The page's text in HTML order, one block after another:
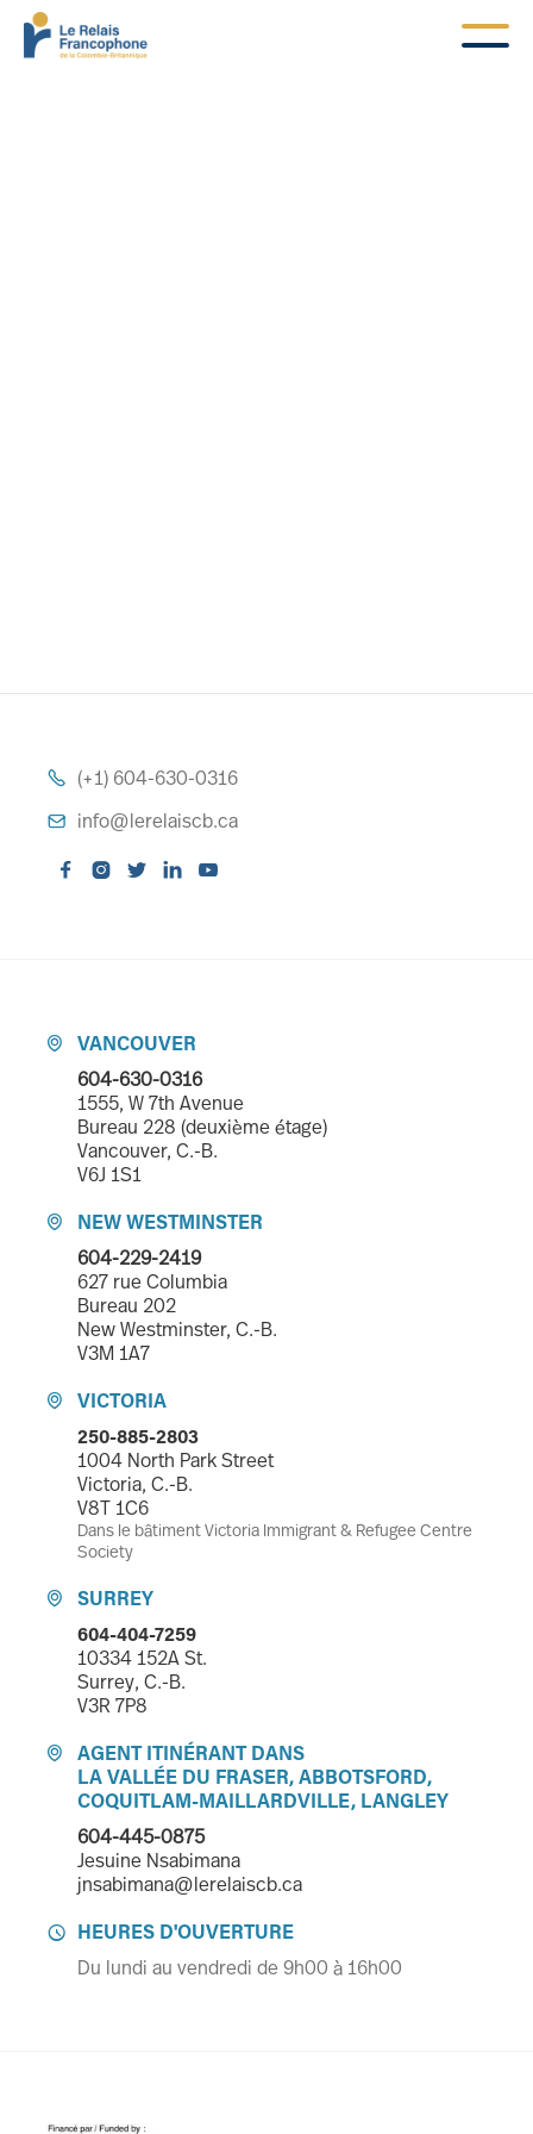
 (+1) 604-630-0316
 info@lerelaiscb.ca
    

VANCOUVER
604-630-0316
1555, W 7th Avenue
Bureau 228 (deuxième étage)
Vancouver, C.-B.
V6J 1S1

NEW WESTMINSTER
604-229-2419
627 rue Columbia
Bureau 202
New Westminster, C.-B.
V3M 1A7

VICTORIA
250-885-2803
1004 North Park Street
Victoria, C.-B.
V8T 1C6
Dans le bâtiment Victoria Immigrant & Refugee Centre
Society

SURREY
604-404-7259
10334 152A St.
Surrey, C.-B.
V3R 7P8

AGENT ITINÉRANT DANS
LA VALLÉE DU FRASER, ABBOTSFORD,
COQUITLAM-MAILLARDVILLE, LANGLEY
604-445-0875
Jesuine Nsabimana
jnsabimana@lerelaiscb.ca

HEURES D'OUVERTURE
Du lundi au vendredi de 9h00 à 16h00